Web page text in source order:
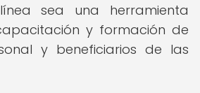
sea una herramienta
y formación de
y beneficiarios de las